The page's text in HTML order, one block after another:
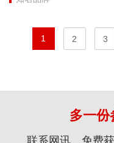
1 2 3
多一份
联系网讯，免费